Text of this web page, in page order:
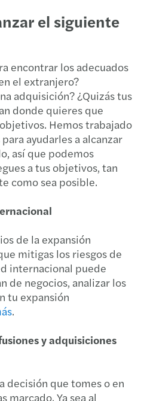
el siguiente
encontrar los adecuados
el extranjero?
adquisición? ¿Quizás tus
donde quieres que
Hemos trabajado
ayudarles a alcanzar
así que podemos
a tus objetivos, tan
como sea posible.
de la expansión
mitigas los riesgos de
internacional puede
de negocios, analizar los
tu expansión
.
y adquisiciones
decisión que tomes o en
marcado. Ya sea al